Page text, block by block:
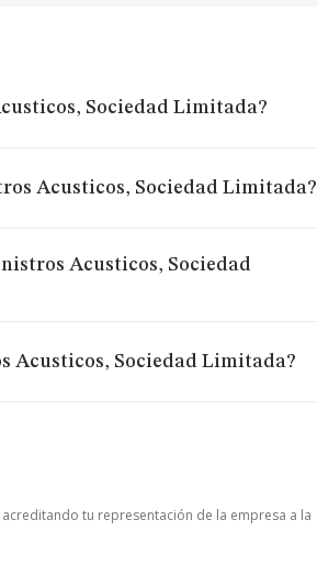
Sociedad Limitada?
Acusticos, Sociedad Limitada?
Acusticos, Sociedad
Acusticos, Sociedad Limitada?
tu representación de la empresa a la